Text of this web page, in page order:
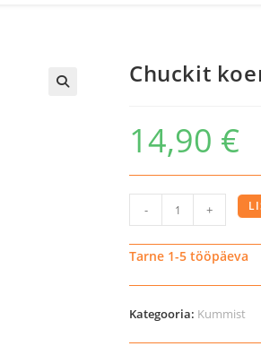
Chuckit
14,90 €
koera
mänguasi
Ultra
pulk
- +
Tarne 1-5 tööpäeva
Kategooria: Kummist